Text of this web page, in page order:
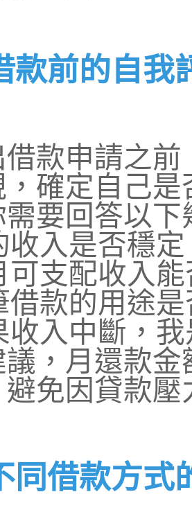
款前的自我
款申請之
確定自己
要回答以
收入是否穩定
可支配收入
借款的用途
收入中斷，
議，月還款
免因貸款
同借款方式